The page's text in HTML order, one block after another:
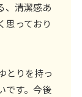
、清潔感あ
思っており
とりを持っ
です。今後